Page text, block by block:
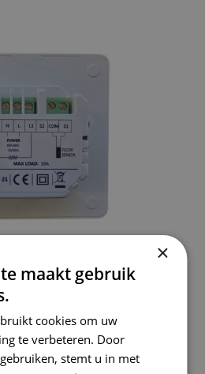
aan te sluiten op de
De
aardkabel van de
verbonden met de
×
maakt gebruik
cookies om uw
te verbeteren. Door
stemt u in met